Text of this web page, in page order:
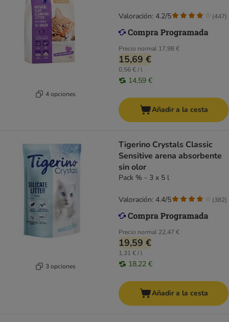
4 opciones
Precio normal 17,98 €
15,69 €
0,56 € / l
14,59 €
Valoración: 4.2/5 (447)
Añadir a la cesta
3 opciones
Tigerino Crystals Classic
Sensitive arena absorbente
sin olor
Pack % - 3 x 5 l
Precio normal 22,47 €
19,59 €
1,31 € / l
18,22 €
Valoración: 4.4/5 (382)
Añadir a la cesta